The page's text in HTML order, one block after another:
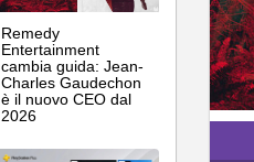
Remedy
Entertainment
cambia guida: Jean-
Charles Gaudechon
è il nuovo CEO dal
2026